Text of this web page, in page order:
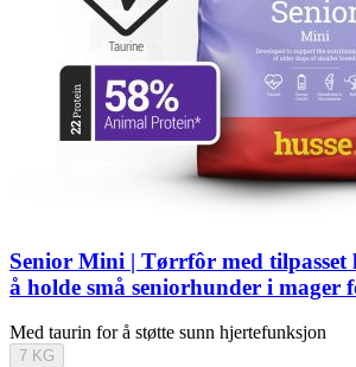
Senior Mini | Tørrfôr med
å holde små seniorhunder i mager
Med taurin for å støtte sunn hjertefunksjon
7 KG